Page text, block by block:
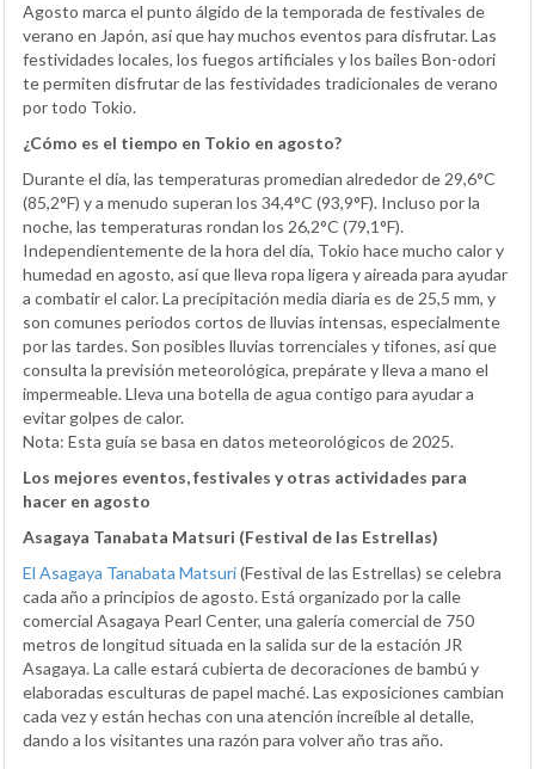
Agosto marca el punto álgido de la temporada de festivales de
verano en Japón, así que hay muchos eventos para disfrutar. Las
festividades locales, los fuegos artificiales y los bailes Bon-odori
te permiten disfrutar de las festividades tradicionales de verano
por todo Tokio.
¿Cómo es el tiempo en Tokio en agosto?
Durante el día, las temperaturas promedian alrededor de 29,6°C
(85,2°F) y a menudo superan los 34,4°C (93,9°F). Incluso por la
noche, las temperaturas rondan los 26,2°C (79,1°F).
Independientemente de la hora del día, Tokio hace mucho calor y
humedad en agosto, así que lleva ropa ligera y aireada para ayudar
a combatir el calor. La precipitación media diaria es de 25,5 mm, y
son comunes periodos cortos de lluvias intensas, especialmente
por las tardes. Son posibles lluvias torrenciales y tifones, así que
consulta la previsión meteorológica, prepárate y lleva a mano el
impermeable. Lleva una botella de agua contigo para ayudar a
evitar golpes de calor.
Nota: Esta guía se basa en datos meteorológicos de 2025.
Los mejores eventos, festivales y otras actividades para
hacer en agosto
Asagaya Tanabata Matsuri (Festival de las Estrellas)
El Asagaya Tanabata Matsuri(Festival de las Estrellas) se celebra
cada año a principios de agosto. Está organizado por la calle
comercial Asagaya Pearl Center, una galería comercial de 750
metros de longitud situada en la salida sur de la estación JR
Asagaya. La calle estará cubierta de decoraciones de bambú y
elaboradas esculturas de papel maché. Las exposiciones cambian
cada vez y están hechas con una atención increíble al detalle,
dando a los visitantes una razón para volver año tras año.